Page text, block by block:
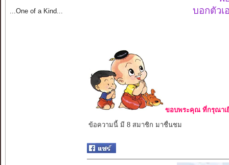
...One of a Kind...
บอกตัวเ
ขอบพระคุณ ที่กรุณาเ
ข้อความนี้ มี 8 สมาชิก มาชื่นชม